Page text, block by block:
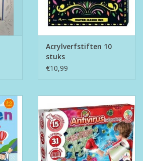
Acrylverfstiften 10
stuks
€10,99